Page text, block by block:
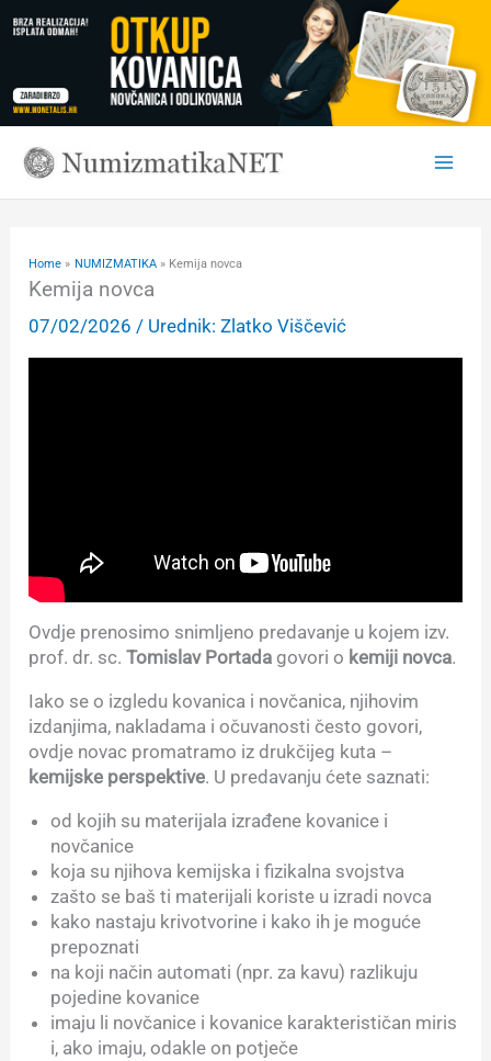
to
Home NUMIZMATIKA Kemija novca
Kemija novca
07/02/2026 / Urednik: Zlatko Viščević
Ovdje prenosimo snimljeno predavanje u kojem izv.
prof. dr. sc.Tomislav Portada govori o kemiji novca.
Iako se o izgledu kovanica i novčanica, njihovim
izdanjima, nakladama i očuvanosti često govori,
ovdje novac promatramo iz drukčijeg kuta –
kemijske perspektive. U predavanju ćete saznati:
od kojih su materijala izrađene kovanice i
novčanice
koja su njihova kemijska i fizikalna svojstva
zašto se baš ti materijali koriste u izradi novca
kako nastaju krivotvorine i kako ih je moguće
prepoznati
na koji način automati (npr. za kavu) razlikuju
pojedine kovanice
imaju li novčanice i kovanice karakterističan miris
i, ako imaju, odakle on potječe